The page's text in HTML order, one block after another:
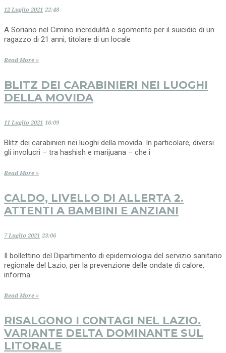
12 Luglio 2021 22:48
A Soriano nel Cimino incredulità e sgomento per il suicidio di un
ragazzo di 21 anni, titolare di un locale
Read More »
BLITZ DEI CARABINIERI NEI LUOGHI
DELLA MOVIDA
11 Luglio 2021 16:09
Blitz dei carabinieri nei luoghi della movida. In particolare, diversi
gli involucri – tra hashish e marijuana – che i
Read More »
CALDO, LIVELLO DI ALLERTA 2.
ATTENTI A BAMBINI E ANZIANI
7 Luglio 2021 23:06
Il bollettino del Dipartimento di epidemiologia del servizio sanitario
regionale del Lazio, per la prevenzione delle ondate di calore,
informa
Read More »
RISALGONO I CONTAGI NEL LAZIO.
VARIANTE DELTA DOMINANTE SUL
LITORALE